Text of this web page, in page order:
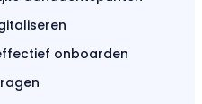
onboarden